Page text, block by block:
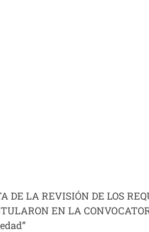
DE LA REVISIÓN DE LOS
EN LA